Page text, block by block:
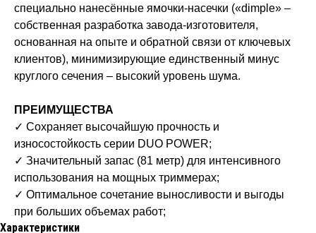
специально нанесённые ямочки-насечки («dimple» –
собственная разработка завода-изготовителя,
основанная на опыте и обратной связи от ключевых
клиентов), минимизирующие единственный минус
круглого сечения – высокий уровень шума.
ПРЕИМУЩЕСТВА
✓ Сохраняет высочайшую прочность и
износостойкость серии DUO POWER;
✓ Значительный запас (81 метр) для интенсивного
использования на мощных триммерах;
✓ Оптимальное сочетание выносливости и выгоды
при больших объемах работ;
Характеристики